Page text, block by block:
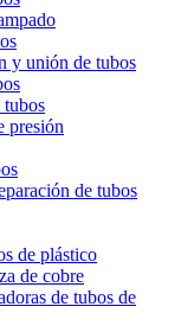
y unión de tubos
tubos
presión
de tubos
de plástico
de cobre
de tubos de